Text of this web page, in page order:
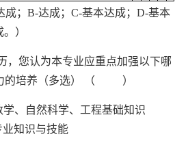
成； B-达成； C-基本达成； D-基本
）
，您认为本专业应重点加强以下哪
的培养（多选） （ ）
、自然科学、工程基础知识
知识与技能